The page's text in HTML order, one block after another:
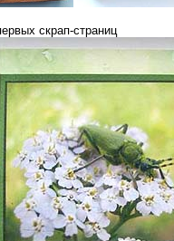
скрап-страниц